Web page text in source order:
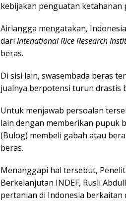
kebijakan penguatan ketahanan
Airlangga mengatakan,
dari Intenational Rice Research
beras.
Di sisi lain, swasembada beras
jualnya berpotensi turun drastis
Untuk menjawab persoalan
lain dengan memberikan pupuk
(Bulog) membeli gabah atau
beras.
Menanggapi hal tersebut,
Berkelanjutan INDEF, Rusli
pertanian di Indonesia